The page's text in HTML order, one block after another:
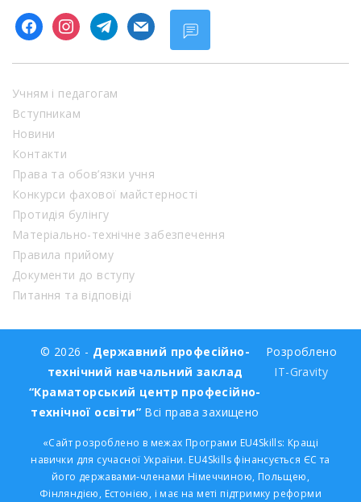
facebookinstagramtelegram
mail
Учням і педагогам
Вступникам
Новини
Контакти
Права та обов’язки учня
Конкурси фахової майстерності
Протидія булінгу
Матеріально-технічне забезпечення
Правила прийому
Документи до вступу
Питання та відповіді
© 2026 - Державний професійно-
технічний навчальний заклад
“Краматорський центр професійно-
технічної освіти” Всі права захищено
Розроблено
IT-Gravity
«Сайт розроблено в межах Програми EU4Skills: Кращі
навички для сучасної України. EU4Skills фінансується ЄС та
його державами-членами Німеччиною, Польщею,
Фінляндією, Естонією, і має на меті підтримку реформи